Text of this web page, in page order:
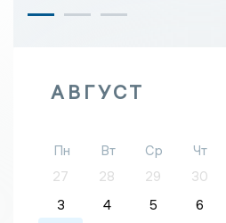
АВГУСТ
Пн Вт Ср Чт
27
28 29 30
3
4 5 6